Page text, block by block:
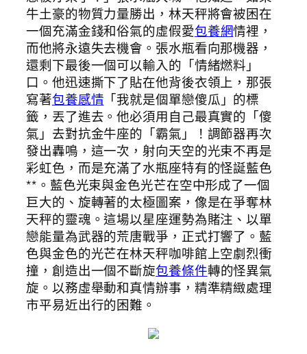
牛土豪的物質力量勝出，林天秤將會被困在
一個充滿金錢和俗氣的虛假愛包養網情裡，
而他將永遠失去機會。張水瓶看向那機器，
還剩下最後一個可以輸入的「情緒燃料」
口。他迅速撕下了貼在他背後衣領上，那張
寫著包養感情 「我就是個單戀傻瓜」的標
籤，丟了進去。他必須用自己最真實的「傻
氣」去對抗金牛座的「霸氣」！調節器再次
發出轟鳴，這一次，射向天空的光束不再是
彩虹色，而是充滿了水瓶座特有的怪誕藍色
**。藍色光束與金色光芒在空中形成了一個
巨大的、旋轉著的太極圖案，像是在爭奪林
天秤的靈魂。這場以星座運勢為賭注、以單
戀能量為武器的荒唐戰爭，正式打響了。藍
色與金色的光芒在林天秤咖啡館上空劇烈衝
撞，創造出一個不斷旋包養條件轉的怪異氣
旋。以務虛舉動和真情辦事，精準精緻處理
市平易近出行的困難。